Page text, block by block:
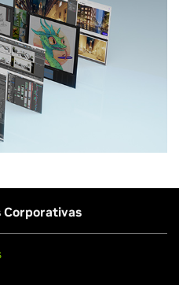
Corporativas